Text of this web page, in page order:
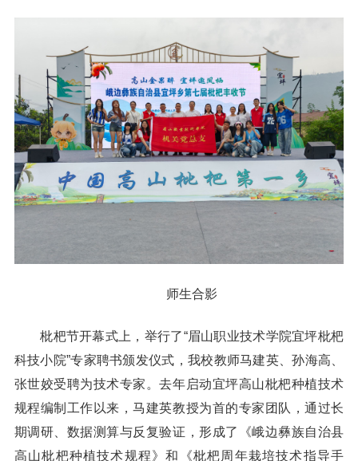
师生合影
枇杷节开幕式上，举行了“眉山职业技术学院宜坪枇杷
科技小院”专家聘书颁发仪式，我校教师马建英、孙海高、
张世姣受聘为技术专家。去年启动宜坪高山枇杷种植技术
规程编制工作以来，马建英教授为首的专家团队，通过长
期调研、数据测算与反复验证，形成了《峨边彝族自治县
高山枇杷种植技术规程》和《枇杷周年栽培技术指导手